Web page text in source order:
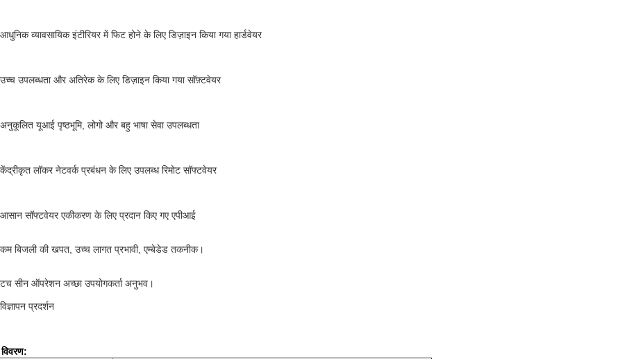
व्यावसायिक इंटीरियर में फिट होने के लिए डिज़ाइन किया गया हार्डवेयर
उपलब्धता और अतिरेक के लिए डिज़ाइन किया गया सॉफ़्टवेयर
यूआई पृष्ठभूमि, लोगो और बहु ​​भाषा सेवा उपलब्धता
लॉकर नेटवर्क प्रबंधन के लिए उपलब्ध रिमोट सॉफ्टवेयर
सॉफ्टवेयर एकीकरण के लिए प्रदान किए गए एपीआई
कम बिजली की खपत, उच्च लागत प्रभावी, एम्बेडेड तकनीक।
टच सीन ऑपरेशन अच्छा उपयोगकर्ता अनुभव।
विज्ञापन प्रदर्शन